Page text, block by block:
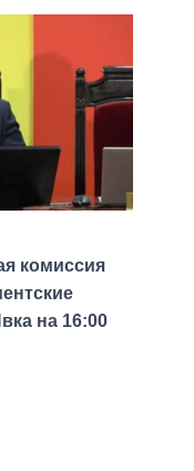
комиссия
на 16:00